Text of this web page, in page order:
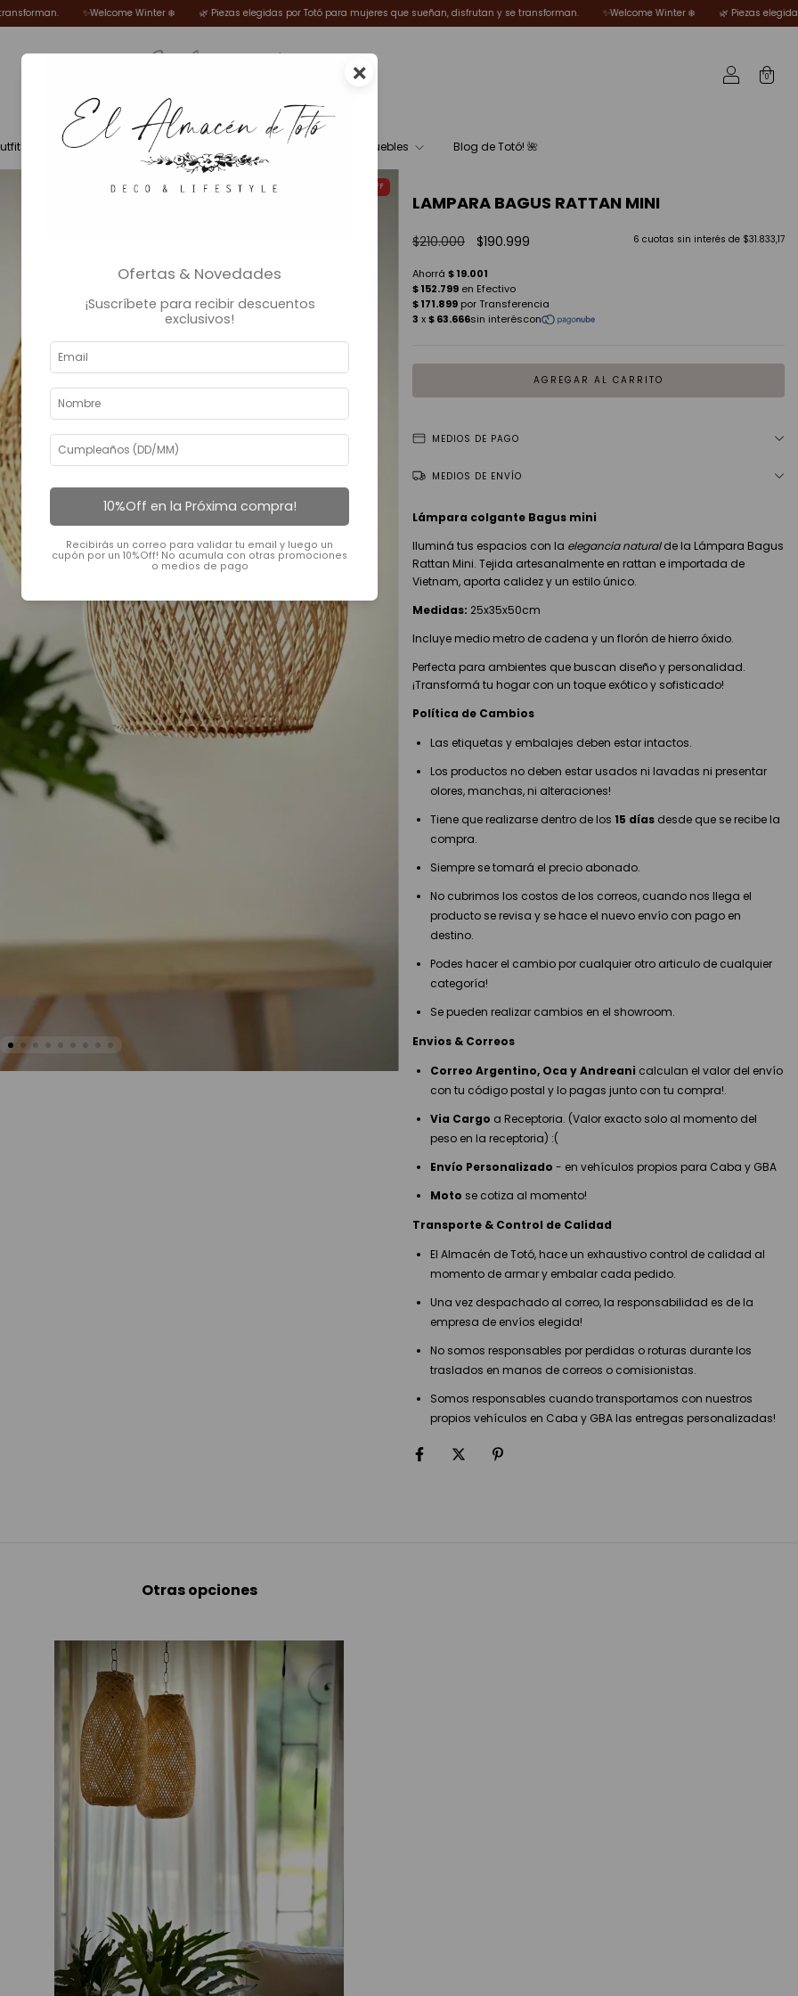
❄️ 🌿 Piezas elegidas por Totó para mujeres que sueñan, disfrutan y se transforman. ✨Welcome Winter ❄️ 🌿 Piezas elegidas por Totó para mujeres que
0
Fragancias Iluminación Muebles Blog de Totó! 🌺
OFF
LAMPARA BAGUS RATTAN MINI
$210.000 $190.999 6 cuotas sin interés de $31.833,17
MEDIOS DE PAGO
MEDIOS DE ENVÍO
Lámpara colgante Bagus mini
Iluminá tus espacios con la elegancia naturalde la Lámpara Bagus
Rattan Mini. Tejida artesanalmente en rattan e importada de
Vietnam, aporta calidez y un estilo único.
Medidas: 25x35x50cm
Incluye medio metro de cadena y un florón de hierro óxido.
Perfecta para ambientes que buscan diseño y personalidad.
¡Transformá tu hogar con un toque exótico y sofisticado!
Política de Cambios
Las etiquetas y embalajes deben estar intactos.
Los productos no deben estar usados ni lavadas ni presentar
olores, manchas, ni alteraciones!
Tiene que realizarse dentro de los 15 días desde que se recibe la
compra.
Siempre se tomará el precio abonado.
No cubrimos los costos de los correos, cuando nos llega el
producto se revisa y se hace el nuevo envío con pago en
destino.
Podes hacer el cambio por cualquier otro articulo de cualquier
categoría!
Se pueden realizar cambios en el showroom.
Envios & Correos
Correo Argentino, Oca y Andreani calculan el valor del envío
con tu código postal y lo pagas junto con tu compra!.
Via Cargo a Receptoria. (Valor exacto solo al momento del
peso en la receptoria) :(
Envío Personalizado - en vehículos propios para Caba y GBA
Moto se cotiza al momento!
Transporte & Control de Calidad
El Almacén de Totó, hace un exhaustivo control de calidad al
momento de armar y embalar cada pedido.
Una vez despachado al correo, la responsabilidad es de la
empresa de envíos elegida!
No somos responsables por perdidas o roturas durante los
traslados en manos de correos o comisionistas.
Somos responsables cuando transportamos con nuestros
propios vehículos en Caba y GBA las entregas personalizadas!
Otras opciones
×
Ofertas & Novedades
¡Suscríbete para recibir descuentos
exclusivos!
10%Off en la Próxima compra!
Recibirás un correo para validar tu email y luego un
cupón por un 10%Off! No acumula con otras promociones
o medios de pago